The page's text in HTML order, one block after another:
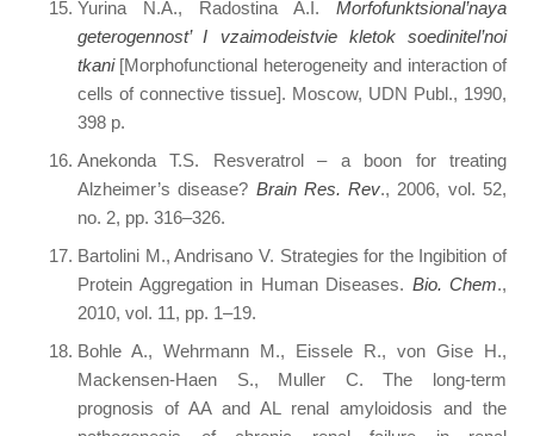
Yurina N.A., Radostina A.I. Morfofunktsional’naya
geterogennost’ I vzaimodeistvie kletok soedinitel’noi
tkani [Morphofunctional heterogeneity and interaction of
cells of connective tissue]. Moscow, UDN Publ., 1990,
398 p.
Anekonda T.S. Resveratrol – a boon for treating
Alzheimer’s disease? Brain Res. Rev., 2006, vol. 52,
no. 2, pp. 316–326.
Bartolini M., Andrisano V. Strategies for the Ingibition of
Protein Aggregation in Human Diseases. Bio. Chem.,
2010, vol. 11, pp. 1–19.
Bohle A., Wehrmann M., Eissele R., von Gise H.,
Mackensen-Haen S., Muller C. The long-term
prognosis of AA and AL renal amyloidosis and the